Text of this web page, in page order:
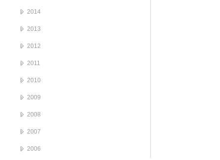
2014
2013
2012
2011
2010
2009
2008
2007
2006